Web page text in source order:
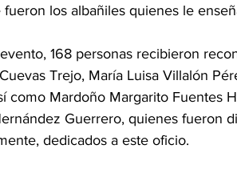
los albañiles quienes le
168 personas recibieron
Trejo, María Luisa Villalón
como Mardoño Margarito Fuentes
Guerrero, quienes fueron
dedicados a este oficio.